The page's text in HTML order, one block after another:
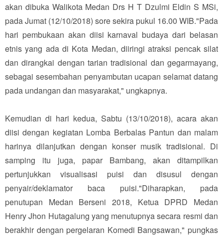
akan dibuka Walikota Medan Drs H T Dzulmi Eldin S MSi,
pada Jumat (12/10/2018) sore sekira pukul 16.00 WIB."Pada
hari pembukaan akan diisi karnaval budaya dari belasan
etnis yang ada di Kota Medan, diiringi atraksi pencak silat
dan dirangkai dengan tarian tradisional dan gegarmayang,
sebagai sesembahan penyambutan ucapan selamat datang
pada undangan dan masyarakat," ungkapnya.
Kemudian di hari kedua, Sabtu (13/10/2018), acara akan
diisi dengan kegiatan Lomba Berbalas Pantun dan malam
harinya dilanjutkan dengan konser musik tradisional. Di
samping itu juga, papar Bambang, akan ditampilkan
pertunjukkan visualisasi puisi dan disusul dengan
penyair/deklamator baca puisi."Diharapkan, pada
penutupan Medan Berseni 2018, Ketua DPRD Medan
Henry Jhon Hutagalung yang menutupnya secara resmi dan
berakhir dengan pergelaran Komedi Bangsawan," pungkas